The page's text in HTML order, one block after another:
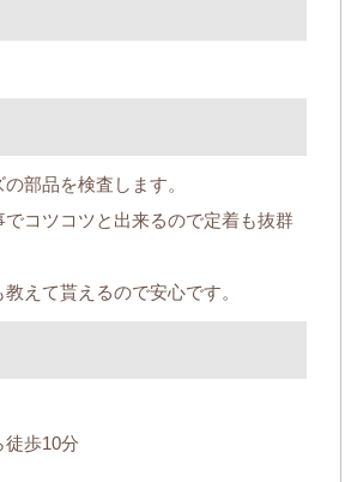
部品を検査します。
でコツコツと出来るので定着も抜群
えて貰えるので安心です。
徒歩10分